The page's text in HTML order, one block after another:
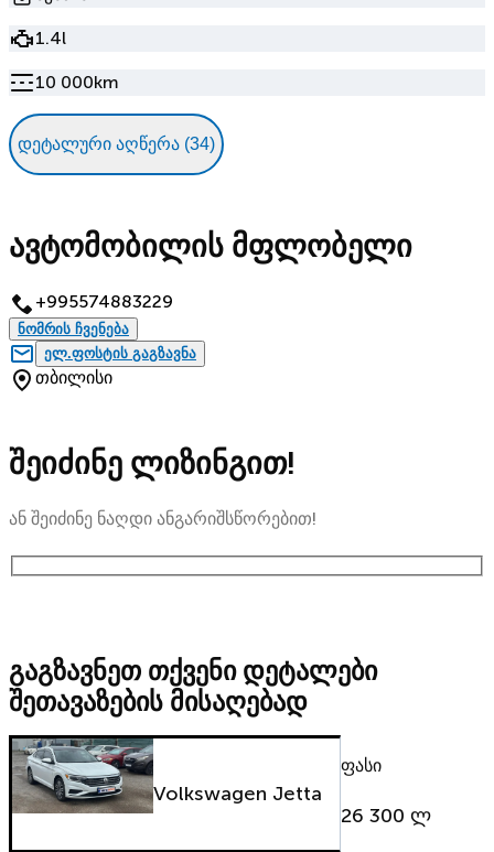
1.4l
10 000km
დეტალური აღწერა (34)
ავტომობილის მფლობელი
+995574883229
ნომრის ჩვენება
ელ.ფოსტის გაგზავნა
თბილისი
შეიძინე ლიზინგით!
ან შეიძინე ნაღდი ანგარიშსწორებით!
გაგზავნეთ თქვენი დეტალები
შეთავაზების მისაღებად
Volkswagen Jetta
ფასი
26 300 ლ